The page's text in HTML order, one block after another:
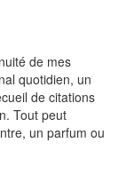
de mes
quotidien, un
de citations
Tout peut
un parfum ou